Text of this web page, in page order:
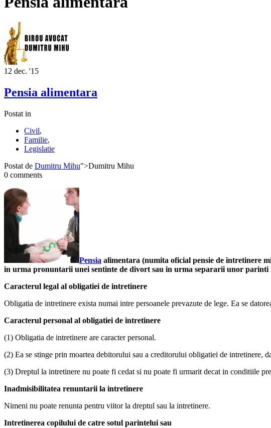
12 dec. '15
Pensia alimentara
Postat in
Civil,
Familie,
Legislatie
Postat de Dumitru Mihu">Dumitru Mihu
0 comments
Pensia alimentara (numita oficial pensie de intretinere
in urma pronuntarii unei sentinte de divort sau in urma separarii unor parinti
Caracterul legal al obligatiei de intretinere
Obligatia de intretinere exista numai intre persoanele prevazute de lege. Ea se
Caracterul personal al obligatiei de intretinere
(1) Obligatia de intretinere are caracter personal.
(2) Ea se stinge prin moartea debitorului sau a creditorului obligatiei de intretinere,
(3) Dreptul la intretinere nu poate fi cedat si nu poate fi urmarit decat in conditiile
Inadmisibilitatea renuntarii la intretinere
Nimeni nu poate renunta pentru viitor la dreptul sau la intretinere.
Intretinerea copilului de catre sotul parintelui sau